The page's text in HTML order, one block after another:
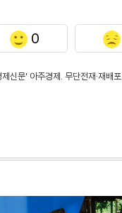
0
신문' 아주경제. 무단전재·재배